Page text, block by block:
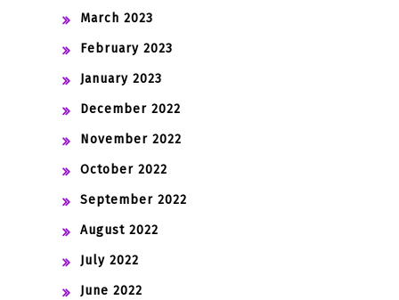
March 2023
February 2023
January 2023
December 2022
November 2022
October 2022
September 2022
August 2022
July 2022
June 2022